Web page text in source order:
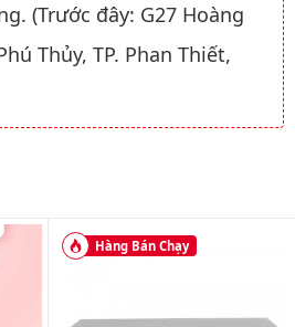
(Trước đây: G27 Hoàng
Thủy, TP. Phan Thiết,
Hàng Bán Chạy